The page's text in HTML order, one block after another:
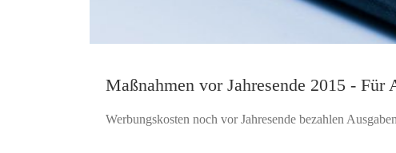
Maßnahmen vor Jahresende 2015 - Für
Werbungskosten noch vor Jahresende bezahlen